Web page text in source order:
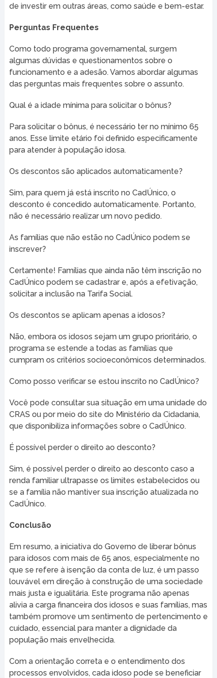
de investir em outras áreas, como saúde e bem-estar.
Perguntas Frequentes
Como todo programa governamental, surgem
algumas dúvidas e questionamentos sobre o
funcionamento e a adesão. Vamos abordar algumas
das perguntas mais frequentes sobre o assunto.
Qual é a idade mínima para solicitar o bônus?
Para solicitar o bônus, é necessário ter no mínimo 65
anos. Esse limite etário foi definido especificamente
para atender à população idosa.
Os descontos são aplicados automaticamente?
Sim, para quem já está inscrito no CadÚnico, o
desconto é concedido automaticamente. Portanto,
não é necessário realizar um novo pedido.
As famílias que não estão no CadÚnico podem se
inscrever?
Certamente! Famílias que ainda não têm inscrição no
CadÚnico podem se cadastrar e, após a efetivação,
solicitar a inclusão na Tarifa Social.
Os descontos se aplicam apenas a idosos?
Não, embora os idosos sejam um grupo prioritário, o
programa se estende a todas as famílias que
cumpram os critérios socioeconômicos determinados.
Como posso verificar se estou inscrito no CadÚnico?
Você pode consultar sua situação em uma unidade do
CRAS ou por meio do site do Ministério da Cidadania,
que disponibiliza informações sobre o CadÚnico.
É possível perder o direito ao desconto?
Sim, é possível perder o direito ao desconto caso a
renda familiar ultrapasse os limites estabelecidos ou
se a família não mantiver sua inscrição atualizada no
CadÚnico.
Conclusão
Em resumo, a iniciativa do Governo de liberar bônus
para idosos com mais de 65 anos, especialmente no
que se refere à isenção da conta de luz, é um passo
louvável em direção à construção de uma sociedade
mais justa e igualitária. Este programa não apenas
alivia a carga financeira dos idosos e suas famílias, mas
também promove um sentimento de pertencimento e
cuidado, essencial para manter a dignidade da
população mais envelhecida.
Com a orientação correta e o entendimento dos
processos envolvidos, cada idoso pode se beneficiar